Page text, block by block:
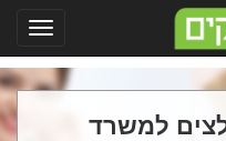
למשרד